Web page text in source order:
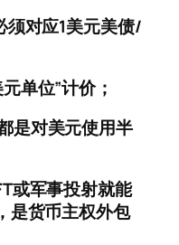
须对应1美元美债/
单位”计价；
是对美元使用半
或军事投射就能
是货币主权外包